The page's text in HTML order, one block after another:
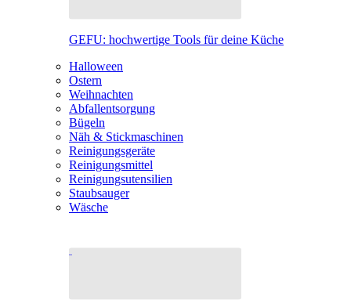
GEFU: hochwertige Tools für deine Küche
Halloween
Ostern
Weihnachten
Abfallentsorgung
Bügeln
Näh & Stickmaschinen
Reinigungsgeräte
Reinigungsmittel
Reinigungsutensilien
Staubsauger
Wäsche